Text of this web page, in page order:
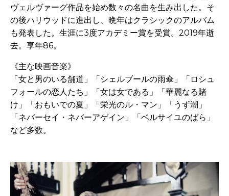
ヴェルヴァーグ作品を始め数々の名曲を生み出した。そ
の後ハリウッドに進出し、晩年はクラシックのアルバム
も発表した。生涯に3度アカデミー賞を受賞。2019年逝
去。享年86。
《主な映画音楽》
「女と男のいる舗道」「シェルブールの雨傘」「ロシュ
フォールの恋人たち」「女は女である」「華麗なる賭
け」「おもいでの夏」「栄光のル・マン」「うず潮」
「ネバーセイ・ネバーアゲイン」「ベルサイユのばら」
など多数。